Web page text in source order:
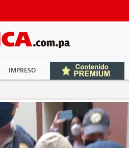
IMPRESO